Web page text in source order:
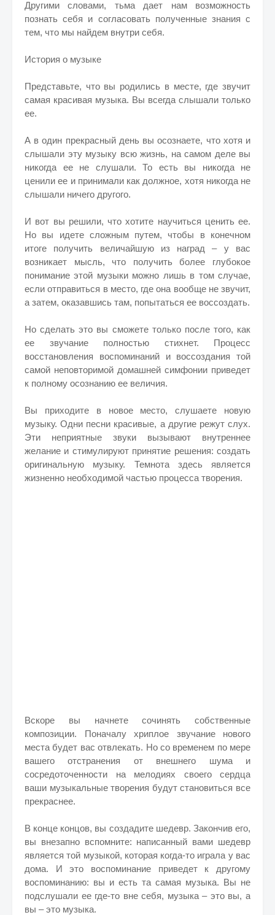
Другими словами, тьма дает нам возможность
познать себя и согласовать полученные знания с
тем, что мы найдем внутри себя.
История о музыке
Представьте, что вы родились в месте, где звучит
самая красивая музыка. Вы всегда слышали только
ее.
А в один прекрасный день вы осознаете, что хотя и
слышали эту музыку всю жизнь, на самом деле вы
никогда ее не слушали. То есть вы никогда не
ценили ее и принимали как должное, хотя никогда не
слышали ничего другого.
И вот вы решили, что хотите научиться ценить ее.
Но вы идете сложным путем, чтобы в конечном
итоге получить величайшую из наград – у вас
возникает мысль, что получить более глубокое
понимание этой музыки можно лишь в том случае,
если отправиться в место, где она вообще не звучит,
а затем, оказавшись там, попытаться ее воссоздать.
Но сделать это вы сможете только после того, как
ее звучание полностью стихнет. Процесс
восстановления воспоминаний и воссоздания той
самой неповторимой домашней симфонии приведет
к полному осознанию ее величия.
Вы приходите в новое место, слушаете новую
музыку. Одни песни красивые, а другие режут слух.
Эти неприятные звуки вызывают внутреннее
желание и стимулируют принятие решения: создать
оригинальную музыку. Темнота здесь является
жизненно необходимой частью процесса творения.
Вскоре вы начнете сочинять собственные
композиции. Поначалу хриплое звучание нового
места будет вас отвлекать. Но со временем по мере
вашего отстранения от внешнего шума и
сосредоточенности на мелодиях своего сердца
ваши музыкальные творения будут становиться все
прекраснее.
В конце концов, вы создадите шедевр. Закончив его,
вы внезапно вспомните: написанный вами шедевр
является той музыкой, которая когда-то играла у вас
дома. И это воспоминание приведет к другому
воспоминанию: вы и есть та самая музыка. Вы не
подслушали ее где-то вне себя, музыка – это вы, а
вы – это музыка.